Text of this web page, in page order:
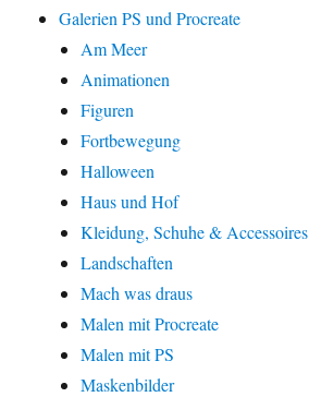
Galerien PS und Procreate
Am Meer
Animationen
Figuren
Fortbewegung
Halloween
Haus und Hof
Kleidung, Schuhe & Accessoires
Landschaften
Mach was draus
Malen mit Procreate
Malen mit PS
Maskenbilder